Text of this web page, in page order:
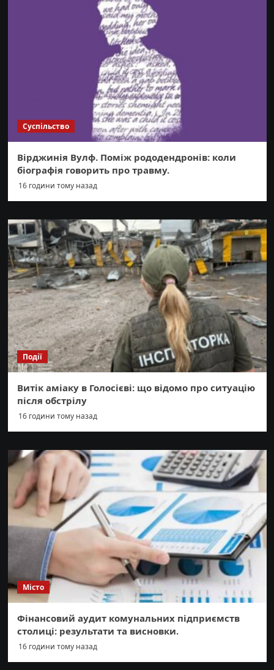
Суспільство
Вірджинія Вулф. Поміж рододендронів: коли
біографія говорить про травму.
16 години тому назад
Події
Витік аміаку в Голосієві: що відомо про ситуацію
після обстрілу
16 години тому назад
Місто
Фінансовий аудит комунальних підприємств
столиці: результати та висновки.
16 години тому назад